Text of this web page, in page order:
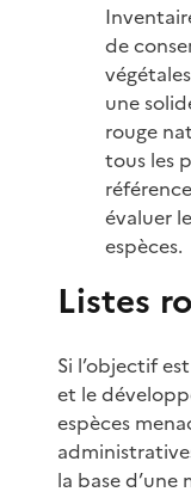
de
une
rouge
tous les
évaluer
espèces.
Listes
Si l’objectif
et le
espèces
la base